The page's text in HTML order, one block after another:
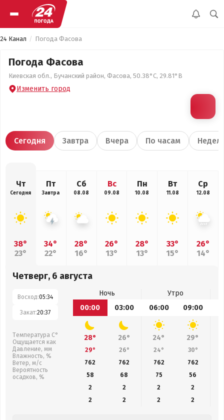
24 Канал Погода Фасова
Погода Фасова
Киевская обл., Бучанский район, Фасова, 50.38°С, 29.81°В
Изменить город
Сегодня Завтра Вчера По часам
Чт
Сегодня
38°
23°
Пт
Завтра
34°
22°
Сб
08.08
28°
16°
Вс
09.08
26°
13°
Пн
10.08
28°
13°
Вт
11.08
33°
15°
Ср
12.08
26°
14°
Четверг, 6 августа
Восход:05:34
Закат:20:37
Температура С°
Ощущается как
Давление, мм
Влажность, %
Ветер, м/с
Вероятность
осадков, %
Ночь
Утро
00:00
03:00 06:00 09:00
28° 26° 24° 29°
29° 26° 24° 30°
762
762 762 762
58
68 75
56
2
2 2
2
2
2 2 2